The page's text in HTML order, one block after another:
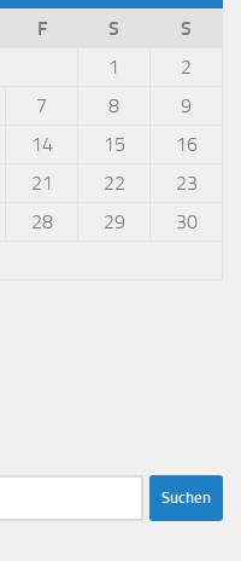
F S
S
1
2
7 8
9
14 15
16
21 22
23
28 29
30